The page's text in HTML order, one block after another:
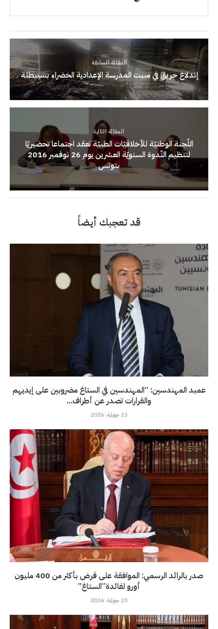
المقالة السابقة
إندلاع حريق في مبيت المدرسة الإعدادية الخضراء بسبيطلة
المقالة التالية
اللّجنة الوطنيّة للأخلاقيّات الطبيّة تعقد اجتماعا تحضيريّا
لتنظيم النّدوة السنويّة العشرين يوم 26 نوفمبر 2016
بتونس
قد تعجبك أيضاً
عميد المهندسين: “المهندسين في الستاغ مضروبين على إيديهم
والقرارات تصدر عن أطراف...
23 جويلية، 2026
صدر بالرائد الرسمي: الموافقة على قرض بأكثر من 400 مليون
أورو لفائدة”الستاغ”
23 جويلية، 2026